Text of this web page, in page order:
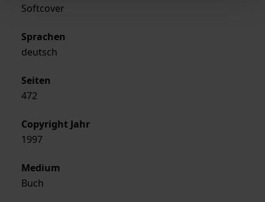
Softcover
Sprachen
deutsch
Seiten
472
Copyright Jahr
1997
Medium
Buch